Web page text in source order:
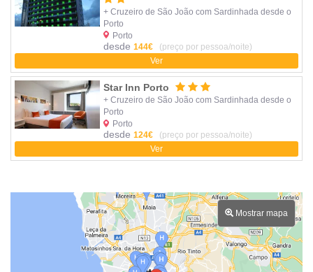
+ Cruzeiro de São João com Sardinhada desde o
Porto
Porto
desde 144€
(preço por pessoa/noite)
Ver
Star Inn Porto
+ Cruzeiro de São João com Sardinhada desde o
Porto
Porto
desde 124€
(preço por pessoa/noite)
Ver
Mostrar mapa